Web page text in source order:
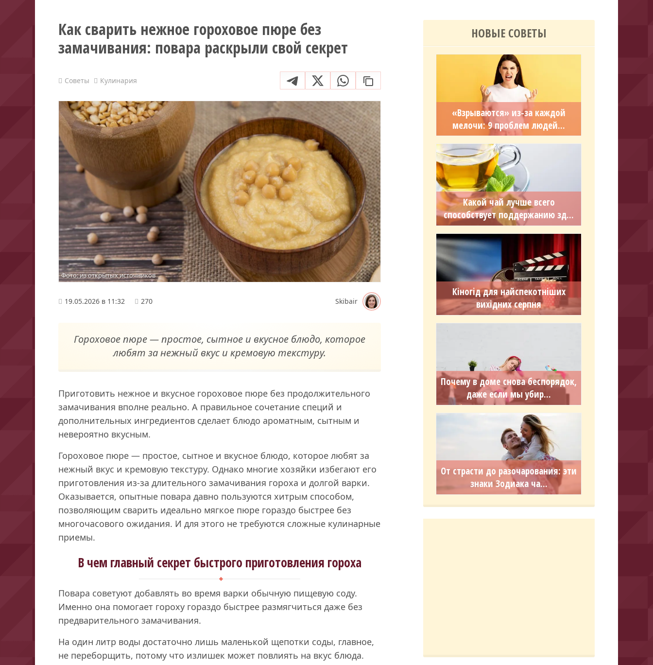
Как сварить нежное гороховое пюре без
замачивания: повара раскрыли свой секрет
Советы Кулинария
Фото: из открытых источников
19.05.2026 в 11:32 270 Skibair
Гороховое пюре — простое, сытное и вкусное блюдо, которое
любят за нежный вкус и кремовую текстуру.
Приготовить нежное и вкусное гороховое пюре без продолжительного
замачивания вполне реально. А правильное сочетание специй и
дополнительных ингредиентов сделает блюдо ароматным, сытным и
невероятно вкусным.
Гороховое пюре — простое, сытное и вкусное блюдо, которое любят за
нежный вкус и кремовую текстуру. Однако многие хозяйки избегают его
приготовления из-за длительного замачивания гороха и долгой варки.
Оказывается, опытные повара давно пользуются хитрым способом,
позволяющим сварить идеально мягкое пюре гораздо быстрее без
многочасового ожидания. И для этого не требуются сложные кулинарные
приемы.
В чем главный секрет быстрого приготовления гороха
Повара советуют добавлять во время варки обычную пищевую соду.
Именно она помогает гороху гораздо быстрее размягчиться даже без
предварительного замачивания.
На один литр воды достаточно лишь маленькой щепотки соды, главное,
не переборщить, потому что излишек может повлиять на вкус блюда.
НОВЫЕ СОВЕТЫ
«Взрываются» из-за каждой
мелочи: 9 проблем людей...
Какой чай лучше всего
способствует поддержанию зд...
Кіногід для найспекотніших
вихідних серпня
Почему в доме снова беспорядок,
даже если мы убир...
От страсти до разочарования: эти
знаки Зодиака ча...